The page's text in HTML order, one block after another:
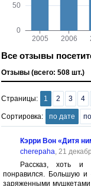
Все отзывы
Отзывы (всего: 508 шт.)
Страницы: 1 2 3 4
Сортировка: по дате
Кэрри Вон «Дитя
cherepaha, 21
Рассказ, хоть и
понравился. Большую и
заряженными